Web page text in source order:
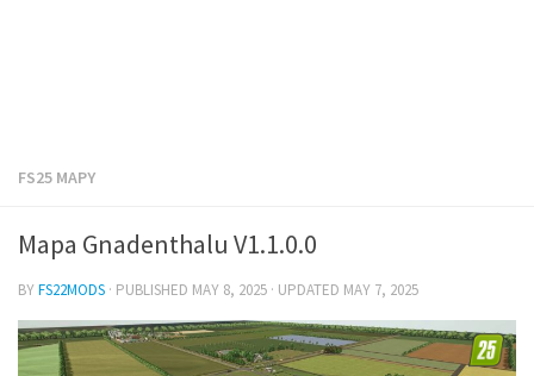
FS25 MAPY
Mapa Gnadenthalu V1.1.0.0
BYFS22MODS · PUBLISHED MAY 8, 2025 · UPDATED MAY 7, 2025